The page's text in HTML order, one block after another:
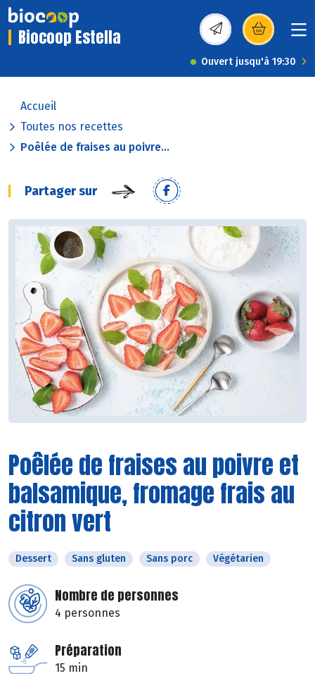
Biocoop Estella (s’ouvre dans une
Ouvert jusqu'à 19:30
Accueil
Toutes nos recettes
Poêlée de fraises au poivre...
Partager sur
Poêlée de fraises au poivre et
balsamique, fromage frais au
citron vert
Dessert Sans gluten Sans porc Végétarien
Nombre de personnes
4 personnes
Préparation
15 min